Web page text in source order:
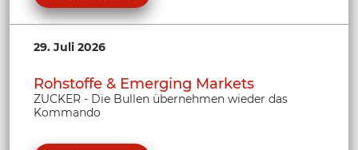
29. Juli 2026
Rohstoffe & Emerging Markets
ZUCKER - Die Bullen übernehmen wieder das
Kommando